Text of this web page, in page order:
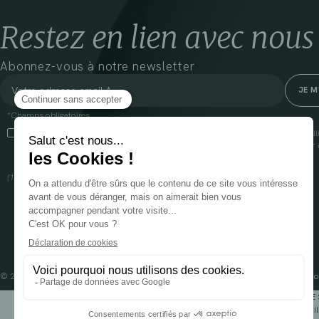
Restez en lien avec nous
Abonnez-vous à notre newsletter
*Champs obligatoires
En cliquant sur cette case, j’accepte que Cooper(1) traite les données
communiquer des informations commerciales sur ses produits et offres.
gestion de vos données et vos droits, rendez-vous
(1) Coopération pharmaceutique Française, RCS Melun 399 227 636
© 2024 OENOBIOL PARISMentions légalesConditions Générales d’Utilisation
POUR
Les complément alimentaires doivent être